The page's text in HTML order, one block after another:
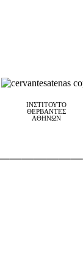
ΙΝΣΤΙΤΟΥΤΟ
ΘΕΡΒΑΝΤΕΣ
ΑΘΗΝΩΝ